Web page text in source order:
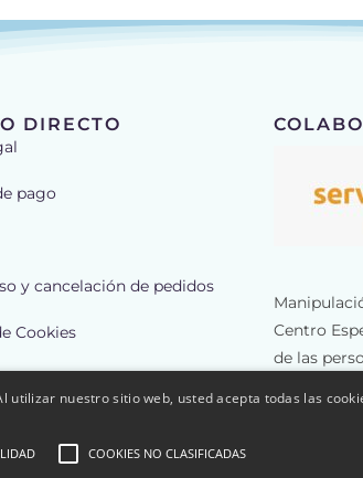
DIRECTO
pago
y cancelación de pedidos
Cookies
Centro
de las
nuestro sitio web, usted acepta todas las
COOKIES NO CLASIFICADAS